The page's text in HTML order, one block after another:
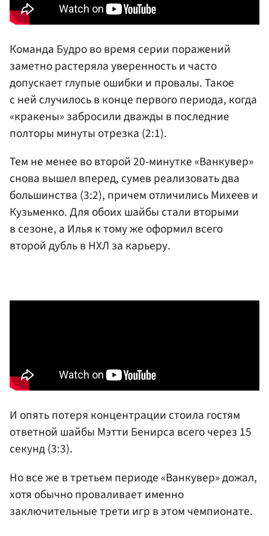
Команда Будро во время серии поражений
заметно растеряла уверенность и часто
допускает глупые ошибки и провалы. Такое
с ней случилось в конце первого периода, когда
«кракены» забросили дважды в последние
полторы минуты отрезка (2:1).
Тем не менее во второй 20-минутке «Ванкувер»
снова вышел вперед, сумев реализовать два
большинства (3:2), причем отличились Михеев и
Кузьменко. Для обоих шайбы стали вторыми
в сезоне, а Илья к тому же оформил всего
второй дубль в НХЛ за карьеру.
И опять потеря концентрации стоила гостям
ответной шайбы Мэтти Бенирса всего через 15
секунд (3:3).
Но все же в третьем периоде «Ванкувер» дожал,
хотя обычно проваливает именно
заключительные трети игр в этом чемпионате.